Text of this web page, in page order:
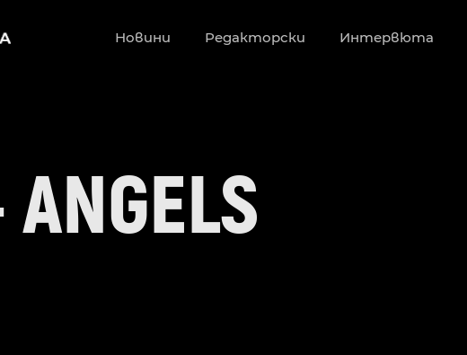
Новини Редакторски Интервюта